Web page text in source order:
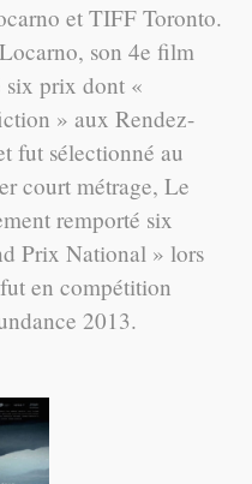
et TIFF Toronto.
son 4e film
six prix dont «
» aux Rendez-
fut sélectionné au
court métrage, Le
remporté six
Prix National » lors
en compétition
2013.